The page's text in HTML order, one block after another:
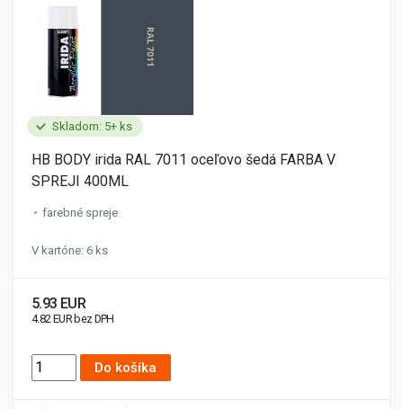
Skladom: 5+ ks
HB BODY irida RAL 7011 oceľovo šedá FARBA V
SPREJI 400ML
farebné spreje
V kartóne: 6 ks
5.93 EUR
4.82 EUR bez DPH
Do košíka